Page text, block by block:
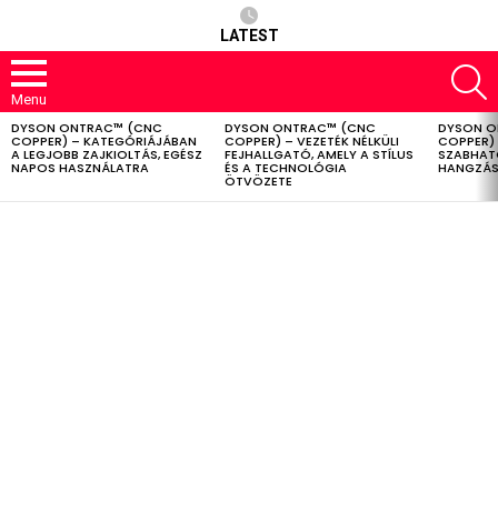
LATEST
Menu
LATEST
STORIES
DYSON ONTRAC™ (CNC
COPPER) – KATEGÓRIÁJÁBAN
A LEGJOBB ZAJKIOLTÁS, EGÉSZ
NAPOS HASZNÁLATRA
DYSON ONTRAC™ (CNC
COPPER) – VEZETÉK NÉLKÜLI
FEJHALLGATÓ, AMELY A STÍLUS
ÉS A TECHNOLÓGIA
ÖTVÖZETE
DYSON
COPPER)